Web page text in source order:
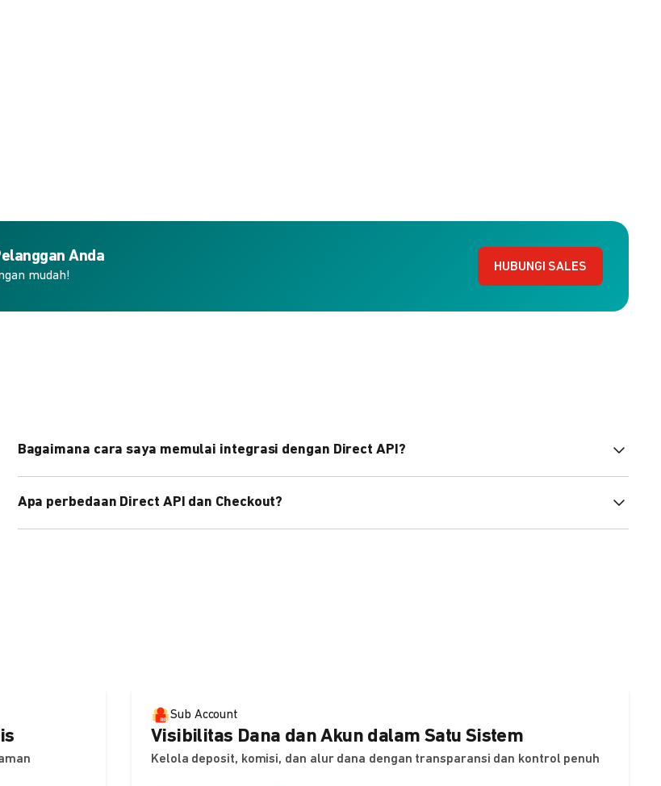
Anda
mudah!
HUBUNGI SALES
Bagaimana cara saya memulai integrasi dengan Direct API?
Pelajari selengkapnyadi sini.
Apa perbedaan Direct API dan Checkout?
Sub Account
Visibilitas Dana dan Akun dalam Satu Sistem
Kelola deposit, komisi, dan alur dana dengan transparansi dan kontrol penuh